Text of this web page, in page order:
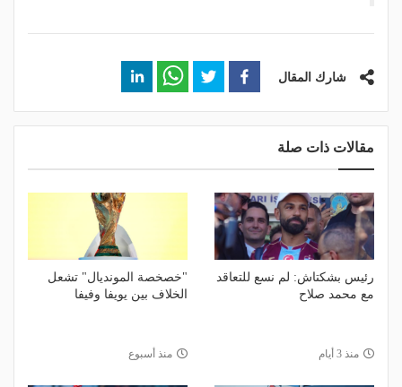
شارك المقال
مقالات ذات صلة
رئيس بشكتاش: لم نسع للتعاقد
مع محمد صلاح
منذ 3 أيام
"خصخصة المونديال" تشعل
الخلاف بين يويفا وفيفا
منذ أسبوع